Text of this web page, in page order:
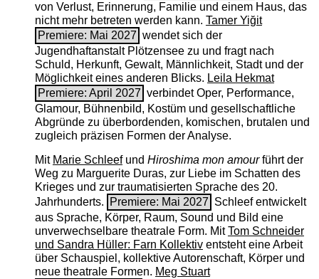
von Verlust, Erinnerung, Familie und einem Haus, das
nicht mehr betreten werden kann. Tamer Yiğit
Premiere: Mai 2027 wendet sich der
Jugendhaftanstalt Plötzensee zu und fragt nach
Schuld, Herkunft, Gewalt, Männlichkeit, Stadt und der
Möglichkeit eines anderen Blicks. Leila Hekmat
Premiere: April 2027 verbindet Oper, Performance,
Glamour, Bühnenbild, Kostüm und gesellschaftliche
Abgründe zu überbordenden, komischen, brutalen und
zugleich präzisen Formen der Analyse.
Mit Marie Schleefund Hiroshima mon amourführt der
Weg zu Marguerite Duras, zur Liebe im Schatten des
Krieges und zur traumatisierten Sprache des 20.
Jahrhunderts.
Premiere: Mai 2027 Schleef entwickelt
aus Sprache, Körper, Raum, Sound und Bild eine
unverwechselbare theatrale Form. MitTom Schneider
und Sandra Hüller: Farn Kollektiventsteht eine Arbeit
über Schauspiel, kollektive Autorenschaft, Körper und
neue theatrale Formen. Meg Stuart